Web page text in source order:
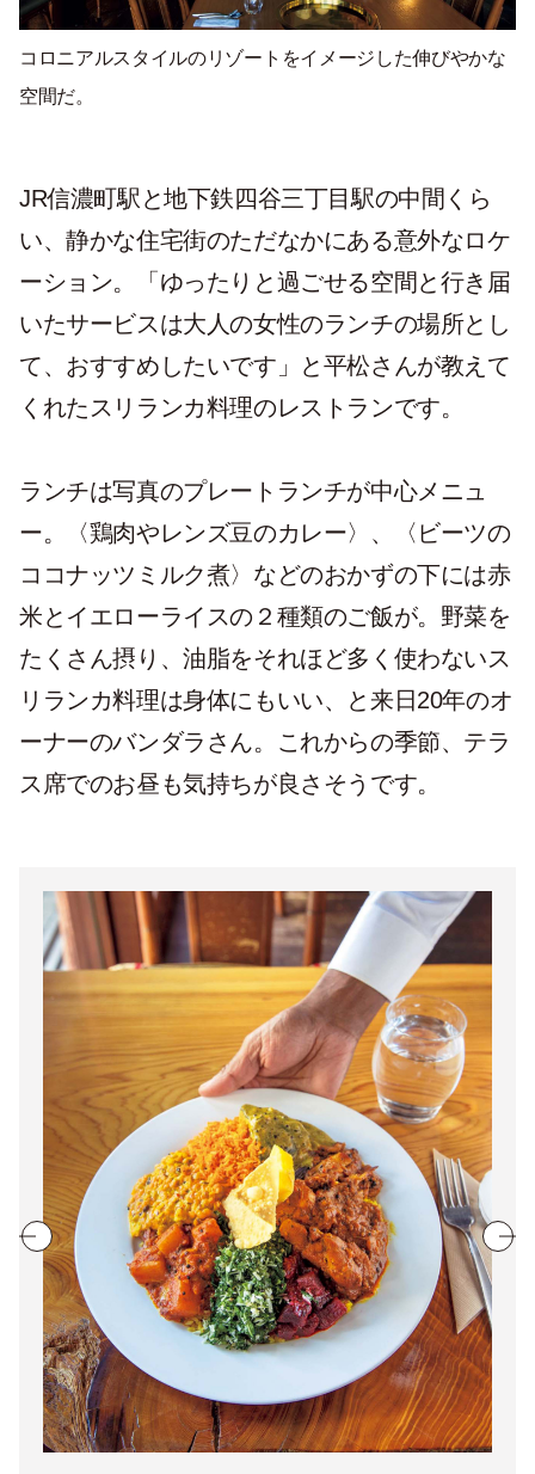
コロニアルスタイルのリゾートをイメージした伸びやかな
空間だ。
JR信濃町駅と地下鉄四谷三丁目駅の中間くら
い、静かな住宅街のただなかにある意外なロケ
ーション。「ゆったりと過ごせる空間と行き届
いたサービスは大人の女性のランチの場所とし
て、おすすめしたいです」と平松さんが教えて
くれたスリランカ料理のレストランです。
ランチは写真のプレートランチが中心メニュ
ー。〈鶏肉やレンズ豆のカレー〉、〈ビーツの
ココナッツミルク煮〉などのおかずの下には赤
米とイエローライスの２種類のご飯が。野菜を
たくさん摂り、油脂をそれほど多く使わないス
リランカ料理は身体にもいい、と来日20年のオ
ーナーのバンダラさん。これからの季節、テラ
ス席でのお昼も気持ちが良さそうです。